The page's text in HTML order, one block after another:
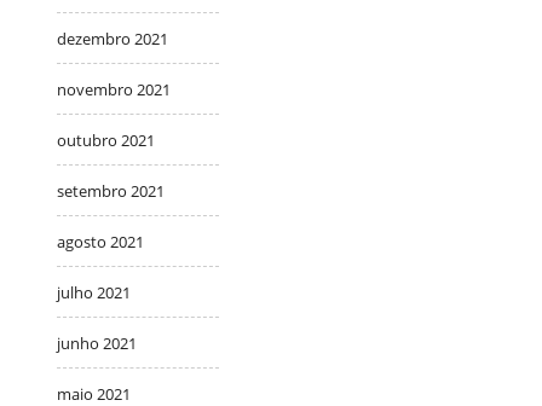
dezembro 2021
novembro 2021
outubro 2021
setembro 2021
agosto 2021
julho 2021
junho 2021
maio 2021